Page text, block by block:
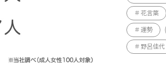
花言葉
運勢
野呂佳代